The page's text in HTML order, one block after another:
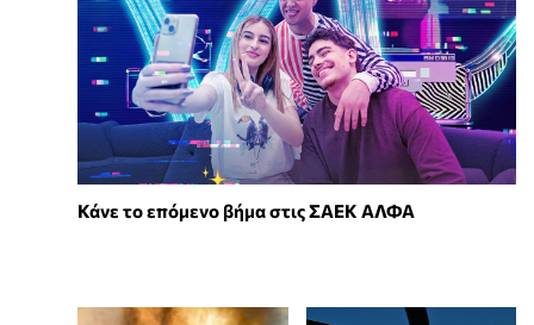
Κάνε το επόμενο βήμα στις ΣΑΕΚ ΑΛΦΑ